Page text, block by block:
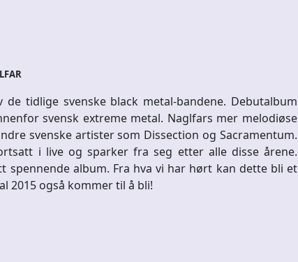
tidlige svenske black metal-bandene. Debutalbum
svensk extreme metal. Naglfars mer melodiøse
svenske artister som Dissection og Sacramentum.
i live og sparker fra seg etter alle disse årene.
album. Fra hva vi har hørt kan dette bli et
2015 også kommer til å bli!